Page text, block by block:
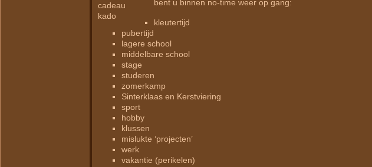
bent u binnen no-time weer op gang:
kleutertijd
pubertijd
lagere school
middelbare school
stage
studeren
zomerkamp
Sinterklaas en Kerstviering
sport
hobby
klussen
mislukte ‘projecten’
werk
vakantie (perikelen)